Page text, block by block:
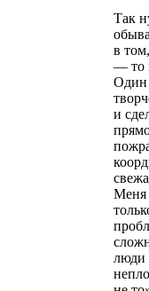
Так
в
— то
Один
и
Меня
люди